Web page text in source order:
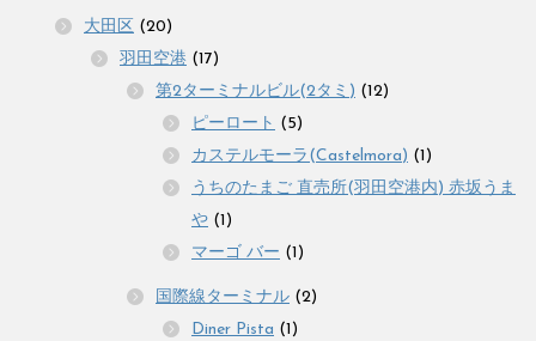
大田区 (20)
羽田空港 (17)
第2ターミナルビル(2タミ) (12)
ピーロート (5)
カステルモーラ(Castelmora) (1)
うちのたまご 直売所(羽田空港内) 赤坂うま
や (1)
マーゴ バー (1)
国際線ターミナル (2)
Diner Pista (1)